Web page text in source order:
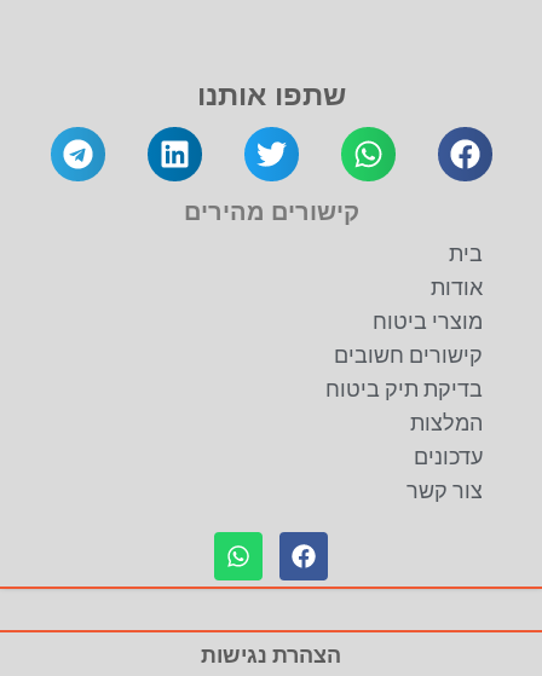
שתפו אותנו
קישורים מהירים
בית
אודות
מוצרי ביטוח
קישורים חשובים
בדיקת תיק ביטוח
המלצות
עדכונים
צור קשר
הצהרת נגישות